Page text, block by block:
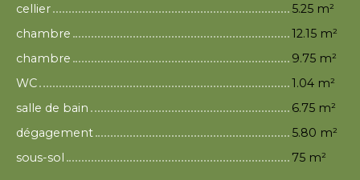
cellier
5.25 m²
chambre
12.15 m²
chambre
9.75 m²
WC
1.04 m²
salle de bain
6.75 m²
dégagement
5.80 m²
sous-sol
75 m²